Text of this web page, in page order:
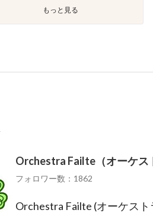
もっと見る
Orchestra Failte（オーケス
フォロワー数：1862
Orchestra Failte (オーケス